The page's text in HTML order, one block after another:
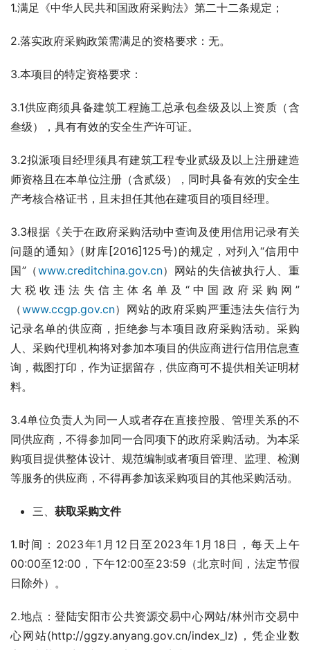
1.满足《中华人民共和国政府采购法》第二十二条规定；
2.落实政府采购政策需满足的资格要求：无。
3.本项目的特定资格要求：
3.1供应商须具备建筑工程施工总承包叁级及以上资质（含
叁级），具有有效的安全生产许可证。
3.2拟派项目经理须具有建筑工程专业贰级及以上注册建造
师资格且在本单位注册（含贰级），同时具备有效的安全生
产考核合格证书，且未担任其他在建项目的项目经理。
3.3根据《关于在政府采购活动中查询及使用信用记录有关
问题的通知》(财库[2016]125号)的规定，对列入“信用中
国”（www.creditchina.gov.cn）网站的失信被执行人、重
大税收违法失信主体名单及“中国政府采购网”
（www.ccgp.gov.cn）网站的政府采购严重违法失信行为
记录名单的供应商，拒绝参与本项目政府采购活动。采购
人、采购代理机构将对参加本项目的供应商进行信用信息查
询，截图打印，作为证据留存，供应商可不提供相关证明材
料。
3.4单位负责人为同一人或者存在直接控股、管理关系的不
同供应商，不得参加同一合同项下的政府采购活动。为本采
购项目提供整体设计、规范编制或者项目管理、监理、检测
等服务的供应商，不得再参加该采购项目的其他采购活动。
三、 获取采购文件
1.时间：2023年1月12日至2023年1月18日，每天上午
00:00至12:00，下午12:00至23:59（北京时间，法定节假
日除外）。
2.地点：登陆安阳市公共资源交易中心网站/林州市交易中
心网站(http://ggzy.anyang.gov.cn/index_lz)，凭企业数